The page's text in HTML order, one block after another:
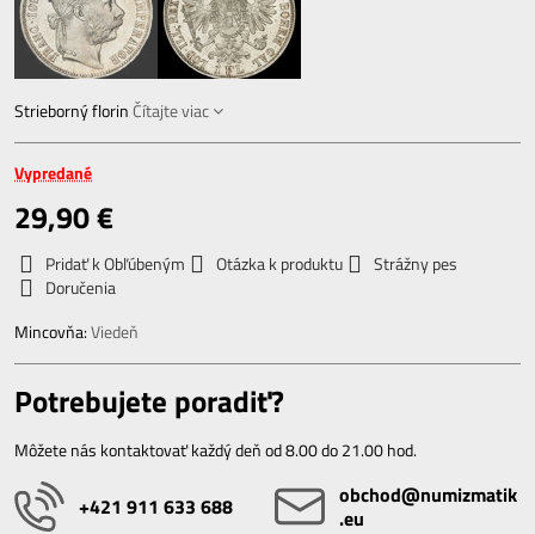
Strieborný florin Čítajte viac
Vypredané
29,90 €
Pridať k Obľúbeným Otázka k produktu
Strážny pes
Doručenia
Mincovňa:Viedeň
Potrebujete poradiť?
Môžete nás kontaktovať každý deň od 8.00 do 21.00 hod.
+421 911 633 688
obchod​@numizmatik​
.eu